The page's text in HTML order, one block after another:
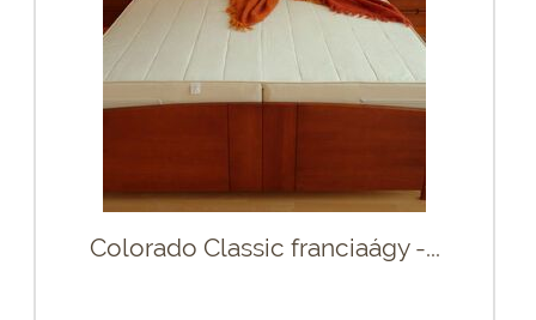
Colorado Classic franciaágy -...